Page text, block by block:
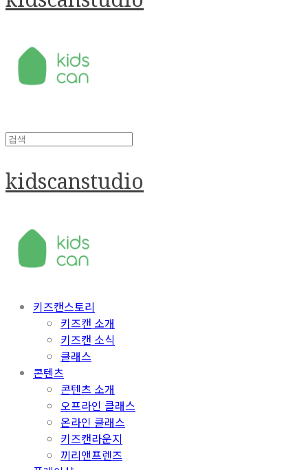
kidscanstudio
키즈캔스토리
키즈캔 소개
키즈캔 소식
클래스
콘텐츠
콘텐츠 소개
오프라인 클래스
온라인 클래스
키즈캔라운지
끼리앤프렌즈